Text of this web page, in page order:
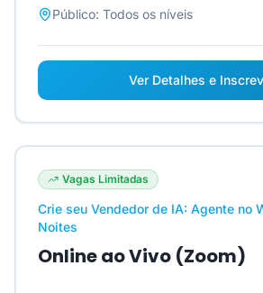
Público: Todos os níveis
Ver Detalhes e
Vagas Limitadas
Crie seu Vendedor de IA: Agente no
Noites
Online ao Vivo (Zoom)